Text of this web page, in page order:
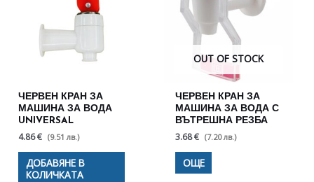
ЧЕРВЕН КРАН ЗА
МАШИНА ЗА ВОДА
UNIVERSAL
4.86 € (9.51 лв.)
ДОБАВЯНЕ В
КОЛИЧКАТА
OUT OF STOCK
ЧЕРВЕН КРАН ЗА
МАШИНА ЗА ВОДА С
ВЪТРЕШНА РЕЗБА
3.68 € (7.20 лв.)
ОЩЕ